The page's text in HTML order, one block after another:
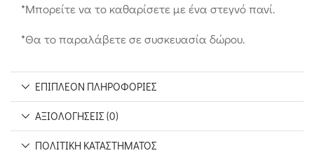
*Μπορείτε να το καθαρίσετε με ένα στεγνό πανί.
*Θα το παραλάβετε σε συσκευασία δώρου.
ΕΠΙΠΛΈΟΝ ΠΛΗΡΟΦΟΡΊΕΣ
ΑΞΙΟΛΟΓΉΣΕΙΣ (0)
ΠΟΛΙΤΙΚΉ ΚΑΤΑΣΤΉΜΑΤΟΣ